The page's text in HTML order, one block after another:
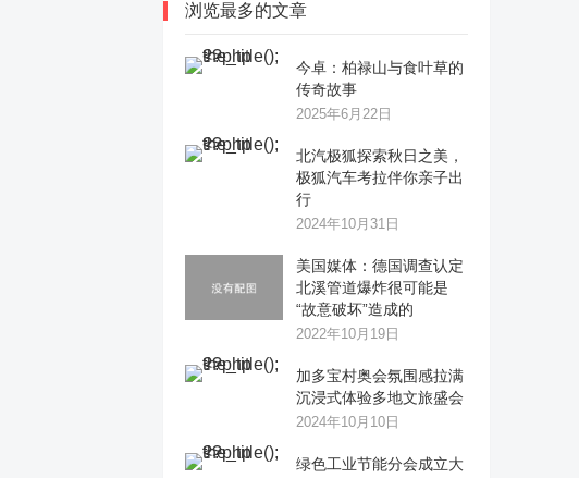
浏览最多的文章
今卓：柏禄山与食叶草的
传奇故事
2025年6月22日
​北汽极狐探索秋日之美，
极狐汽车考拉伴你亲子出
行
2024年10月31日
美国媒体：德国调查认定
北溪管道爆炸很可能是
“故意破坏”造成的
2022年10月19日
加多宝村奥会氛围感拉满
沉浸式体验多地文旅盛会
2024年10月10日
绿色工业节能分会成立大